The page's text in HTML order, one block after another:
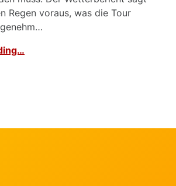
Regen voraus, was die Tour